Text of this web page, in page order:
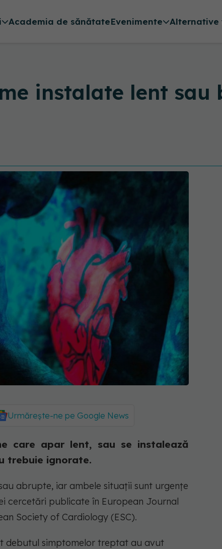
Academia de sănătateEvenimente Alternative
instalate lent sau
Urmărește-ne pe Google News
care apar lent, sau se instalează
trebuie ignorate.
abrupte, iar ambele situații sunt urgențe
cercetări publicate în European Journal
Society of Cardiology (ESC).
debutul simptomelor treptat au avut